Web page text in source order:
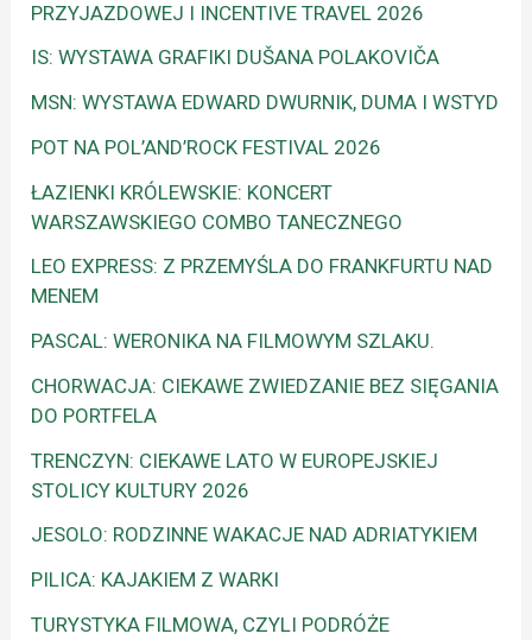
PRZYJAZDOWEJ I INCENTIVE TRAVEL 2026
IS: WYSTAWA GRAFIKI DUŠANA POLAKOVIČA
MSN: WYSTAWA EDWARD DWURNIK, DUMA I WSTYD
POT NA POL’AND’ROCK FESTIVAL 2026
ŁAZIENKI KRÓLEWSKIE: KONCERT
WARSZAWSKIEGO COMBO TANECZNEGO
LEO EXPRESS: Z PRZEMYŚLA DO FRANKFURTU NAD
MENEM
PASCAL: WERONIKA NA FILMOWYM SZLAKU.
CHORWACJA: CIEKAWE ZWIEDZANIE BEZ SIĘGANIA
DO PORTFELA
TRENCZYN: CIEKAWE LATO W EUROPEJSKIEJ
STOLICY KULTURY 2026
JESOLO: RODZINNE WAKACJE NAD ADRIATYKIEM
PILICA: KAJAKIEM Z WARKI
TURYSTYKA FILMOWA, CZYLI PODRÓŻE